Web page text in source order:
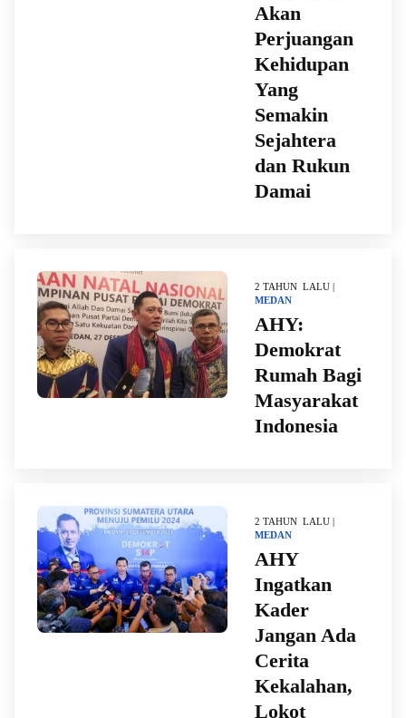
Akan
Perjuangan
Kehidupan
Yang
Semakin
Sejahtera
dan Rukun
Damai
2 TAHUN LALU |
MEDAN
AHY:
Demokrat
Rumah Bagi
Masyarakat
Indonesia
2 TAHUN LALU |
MEDAN
AHY
Ingatkan
Kader
Jangan Ada
Cerita
Kekalahan,
Lokot